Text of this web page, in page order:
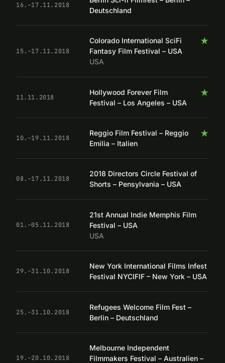
16.–17.11.2018
Deutschland
15.–17.11.2018
★
Colorado International SciFi
Fantasy Film Festival – USA
USA
11.11.2018 ★
Hollywood Forever Film
Festival – Los Angeles – USA
10.–19.11.2018 ★
Reggio Film Festival – Reggio
Emilia – Italien
08.–17.11.2018
2018 Directors Circle Festival of
Shorts – Pensylvania – USA
01.–05.11.2018
21st Annual Indie Memphis Film
Festival – USA
USA
29.–31.10.2018
New York International Films Infest
Festival NYCIFIF – New York – USA
25.–31.10.2018
Refugees Welcome Film Fest –
Berlin – Deutschland
19.–20.10.2018
Melbourne Independent
Filmmakers Festival – Australien –